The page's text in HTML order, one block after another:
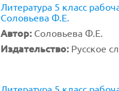
Литература 5 класс
Соловьева Ф.Е.
Автор: Соловьева Ф.Е.
Издательство: Русское
Литература 5 класс